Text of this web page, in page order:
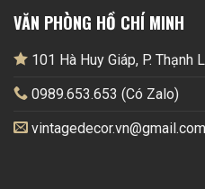
VĂN PHÒNG HỒ CHÍ MINH
101 Hà Huy Giáp, P. Thạnh
0989.653.653 (Có Zalo)
vintagedecor.vn@gmail.com